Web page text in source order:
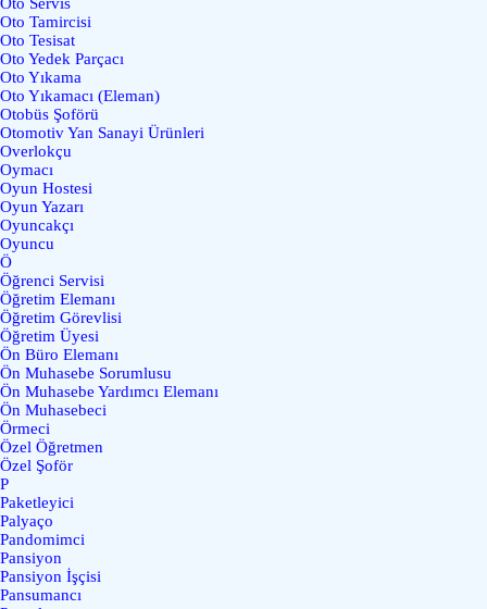
Oto Tamircisi
Oto Tesisat
Oto Yedek Parçacı
Oto Yıkama
Oto Yıkamacı (Eleman)
Otobüs Şoförü
Otomotiv Yan Sanayi Ürünleri
Overlokçu
Oymacı
Oyun Hostesi
Oyun Yazarı
Oyuncakçı
Oyuncu
Ö
Öğrenci Servisi
Öğretim Elemanı
Öğretim Görevlisi
Öğretim Üyesi
Ön Büro Elemanı
Ön Muhasebe Sorumlusu
Ön Muhasebe Yardımcı Elemanı
Ön Muhasebeci
Örmeci
Özel Öğretmen
Özel Şoför
P
Paketleyici
Palyaço
Pandomimci
Pansiyon
Pansiyon İşçisi
Pansumancı